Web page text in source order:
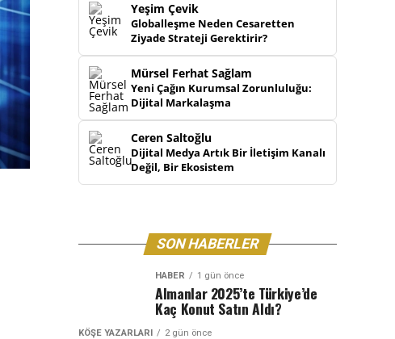
Yeşim Çevik
Globalleşme Neden Cesaretten
Ziyade Strateji Gerektirir?
Mürsel Ferhat Sağlam
Yeni Çağın Kurumsal Zorunluluğu:
Dijital Markalaşma
Ceren Saltoğlu
Dijital Medya Artık Bir İletişim Kanalı
Değil, Bir Ekosistem
SON HABERLER
HABER 1 gün önce
Almanlar 2025’te Türkiye’de
Kaç Konut Satın Aldı?
KÖŞE YAZARLARI 2 gün önce